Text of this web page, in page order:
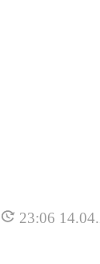
23:06